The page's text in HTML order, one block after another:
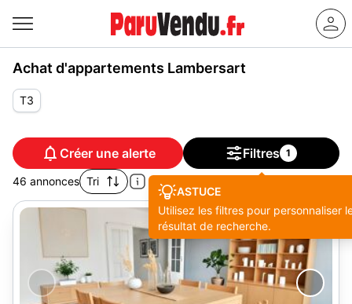
Achat d'appartements Lambersart
T3
Créer une alerte Filtres 1
ASTUCE
Utilisez les filtres pour personnaliser
résultat de recherche.
46 annonces Tri